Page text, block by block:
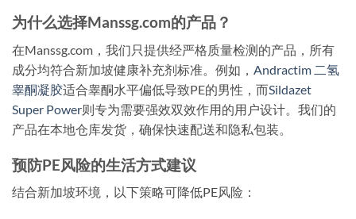
为什么选择Manssg.com的产品？
在Manssg.com，我们只提供经严格质量检测的产品，所有
成分均符合新加坡健康补充剂标准。例如， Andractim 二氢
睾酮凝胶适合睾酮水平偏低导致PE的男性，而Sildazet
Super Power则专为需要强效双效作用的用户设计。我们的
产品在本地仓库发货，确保快速配送和隐私包装。
预防PE风险的生活方式建议
结合新加坡环境，以下策略可降低PE风险：